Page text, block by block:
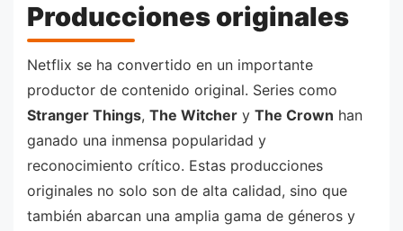
Producciones originales
Netflix se ha convertido en un importante
productor de contenido original. Series como
Stranger Things, The Witcher y The Crown han
ganado una inmensa popularidad y
reconocimiento crítico. Estas producciones
originales no solo son de alta calidad, sino que
también abarcan una amplia gama de géneros y